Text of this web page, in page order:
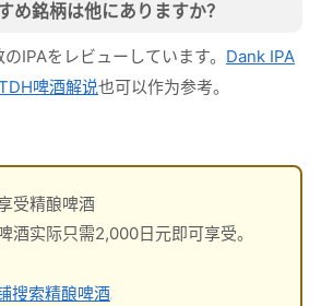
め銘柄は他にありますか？
IPAをレビューしています。 Dank IPA
啤酒解说也可以作为参考。
受精酿啤酒
酒实际只需2,000日元即可享受。
搜索精酿啤酒